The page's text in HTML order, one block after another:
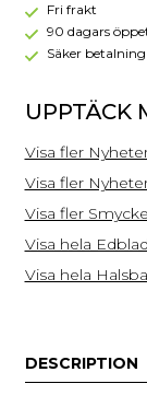
Fri frakt
90 dagars
Säker betalning
UPPTÄCK
Visa fler
Visa fler
Visa fler
Visa hela
Visa hela
DESCRIPTION